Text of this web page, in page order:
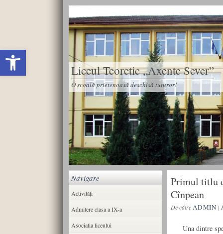
Deschide bara de unelte
Liceul Teoretic „Axente Sever”
O școală prietenoasă deschisă tuturor!
Primul titlu
Cînpean
De cătreADMIN |
Una dintre
Navigare
Activități
Admitere clasa a IX-a
Asociatia liceului